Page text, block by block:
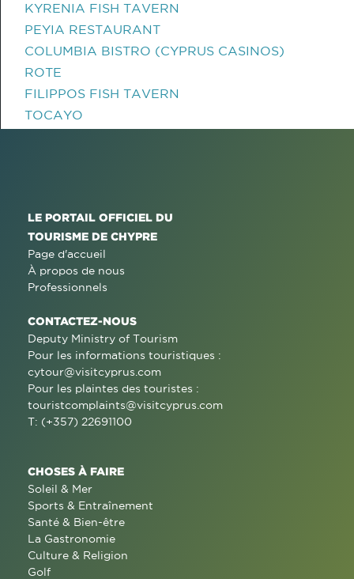
KYRENIA FISH TAVERN
PEYIA RESTAURANT
COLUMBIA BISTRO (CYPRUS CASINOS)
ROTE
FILIPPOS FISH TAVERN
TOCAYO
LE PORTAIL OFFICIEL DU
TOURISME DE CHYPRE
Page d'accueil
À propos de nous
Professionnels
CONTACTEZ-NOUS
Deputy Ministry of Tourism
Pour les informations touristiques :
cytour@visitcyprus.com
Pour les plaintes des touristes :
touristcomplaints@visitcyprus.com
T: (+357) 22691100
CHOSES À FAIRE
Soleil & Mer
Sports & Entraînement
Santé & Bien-être
La Gastronomie
Culture & Religion
Golf